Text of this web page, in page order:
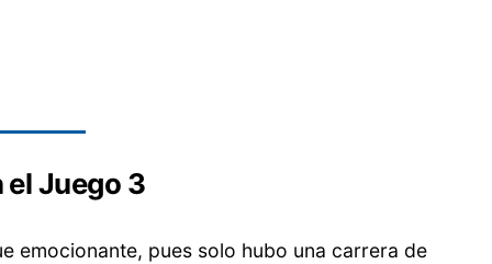
el Juego 3
emocionante, pues solo hubo una carrera de